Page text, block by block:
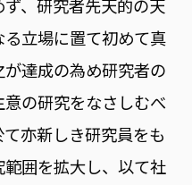
、研究者先天的の天
立場に置て初めて真
達成の為め研究者の
の研究をなさしむべ
亦新しき研究員をも
囲を拡大し、以て社